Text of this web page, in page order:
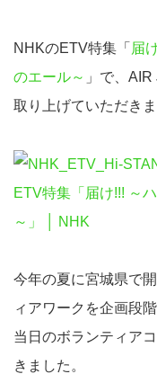
NHKのETV特集「 届
のエール～ 」で、
取り上げていただきま
ETV特集「届け!!! ～
～」 │ NHK
今年の夏に宮城県で
ィアワークを企画段
当日のボランティア
きました。